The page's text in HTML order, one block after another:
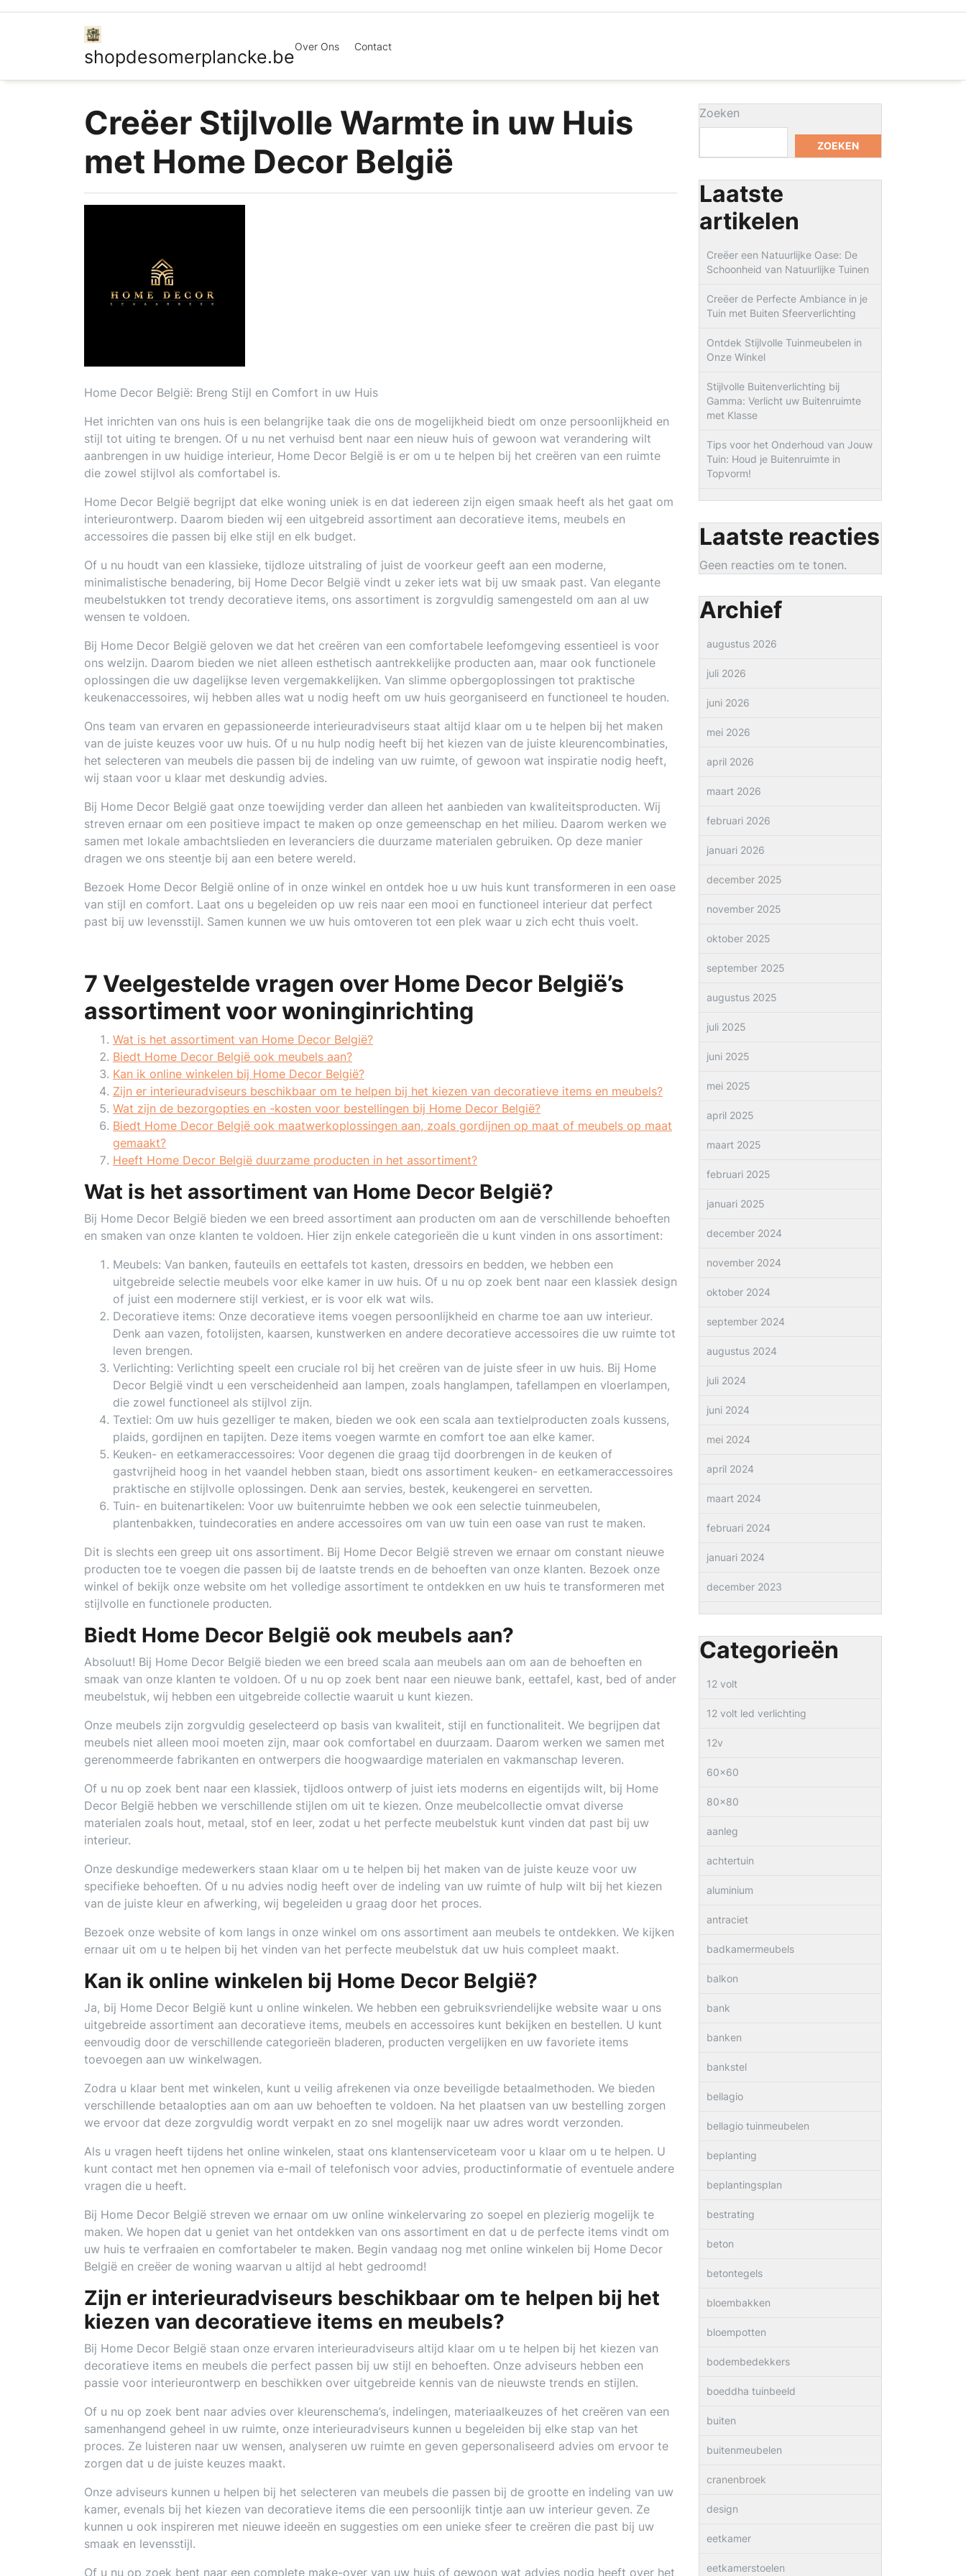
shopdesomerplancke.beOver Ons Contact
Creëer Stijlvolle Warmte in uw Huis
met Home Decor België
Home Decor België: Breng Stijl en Comfort in uw Huis
Het inrichten van ons huis is een belangrijke taak die ons de mogelijkheid biedt om onze persoonlijkheid en
stijl tot uiting te brengen. Of u nu net verhuisd bent naar een nieuw huis of gewoon wat verandering wilt
aanbrengen in uw huidige interieur, Home Decor België is er om u te helpen bij het creëren van een ruimte
die zowel stijlvol als comfortabel is.
Home Decor België begrijpt dat elke woning uniek is en dat iedereen zijn eigen smaak heeft als het gaat om
interieurontwerp. Daarom bieden wij een uitgebreid assortiment aan decoratieve items, meubels en
accessoires die passen bij elke stijl en elk budget.
Of u nu houdt van een klassieke, tijdloze uitstraling of juist de voorkeur geeft aan een moderne,
minimalistische benadering, bij Home Decor België vindt u zeker iets wat bij uw smaak past. Van elegante
meubelstukken tot trendy decoratieve items, ons assortiment is zorgvuldig samengesteld om aan al uw
wensen te voldoen.
Bij Home Decor België geloven we dat het creëren van een comfortabele leefomgeving essentieel is voor
ons welzijn. Daarom bieden we niet alleen esthetisch aantrekkelijke producten aan, maar ook functionele
oplossingen die uw dagelijkse leven vergemakkelijken. Van slimme opbergoplossingen tot praktische
keukenaccessoires, wij hebben alles wat u nodig heeft om uw huis georganiseerd en functioneel te houden.
Ons team van ervaren en gepassioneerde interieuradviseurs staat altijd klaar om u te helpen bij het maken
van de juiste keuzes voor uw huis. Of u nu hulp nodig heeft bij het kiezen van de juiste kleurencombinaties,
het selecteren van meubels die passen bij de indeling van uw ruimte, of gewoon wat inspiratie nodig heeft,
wij staan voor u klaar met deskundig advies.
Bij Home Decor België gaat onze toewijding verder dan alleen het aanbieden van kwaliteitsproducten. Wij
streven ernaar om een positieve impact te maken op onze gemeenschap en het milieu. Daarom werken we
samen met lokale ambachtslieden en leveranciers die duurzame materialen gebruiken. Op deze manier
dragen we ons steentje bij aan een betere wereld.
Bezoek Home Decor België online of in onze winkel en ontdek hoe u uw huis kunt transformeren in een oase
van stijl en comfort. Laat ons u begeleiden op uw reis naar een mooi en functioneel interieur dat perfect
past bij uw levensstijl. Samen kunnen we uw huis omtoveren tot een plek waar u zich echt thuis voelt.
7 Veelgestelde vragen over Home Decor België’s
assortiment voor woninginrichting
Wat is het assortiment van Home Decor België?
Biedt Home Decor België ook meubels aan?
Kan ik online winkelen bij Home Decor België?
Zijn er interieuradviseurs beschikbaar om te helpen bij het kiezen van decoratieve items en meubels?
Wat zijn de bezorgopties en -kosten voor bestellingen bij Home Decor België?
Biedt Home Decor België ook maatwerkoplossingen aan, zoals gordijnen op maat of meubels op maat
gemaakt?
Heeft Home Decor België duurzame producten in het assortiment?
Wat is het assortiment van Home Decor België?
Bij Home Decor België bieden we een breed assortiment aan producten om aan de verschillende behoeften
en smaken van onze klanten te voldoen. Hier zijn enkele categorieën die u kunt vinden in ons assortiment:
Meubels: Van banken, fauteuils en eettafels tot kasten, dressoirs en bedden, we hebben een
uitgebreide selectie meubels voor elke kamer in uw huis. Of u nu op zoek bent naar een klassiek design
of juist een modernere stijl verkiest, er is voor elk wat wils.
Decoratieve items: Onze decoratieve items voegen persoonlijkheid en charme toe aan uw interieur.
Denk aan vazen, fotolijsten, kaarsen, kunstwerken en andere decoratieve accessoires die uw ruimte tot
leven brengen.
Verlichting: Verlichting speelt een cruciale rol bij het creëren van de juiste sfeer in uw huis. Bij Home
Decor België vindt u een verscheidenheid aan lampen, zoals hanglampen, tafellampen en vloerlampen,
die zowel functioneel als stijlvol zijn.
Textiel: Om uw huis gezelliger te maken, bieden we ook een scala aan textielproducten zoals kussens,
plaids, gordijnen en tapijten. Deze items voegen warmte en comfort toe aan elke kamer.
Keuken- en eetkameraccessoires: Voor degenen die graag tijd doorbrengen in de keuken of
gastvrijheid hoog in het vaandel hebben staan, biedt ons assortiment keuken- en eetkameraccessoires
praktische en stijlvolle oplossingen. Denk aan servies, bestek, keukengerei en servetten.
Tuin- en buitenartikelen: Voor uw buitenruimte hebben we ook een selectie tuinmeubelen,
plantenbakken, tuindecoraties en andere accessoires om van uw tuin een oase van rust te maken.
Dit is slechts een greep uit ons assortiment. Bij Home Decor België streven we ernaar om constant nieuwe
producten toe te voegen die passen bij de laatste trends en de behoeften van onze klanten. Bezoek onze
winkel of bekijk onze website om het volledige assortiment te ontdekken en uw huis te transformeren met
stijlvolle en functionele producten.
Biedt Home Decor België ook meubels aan?
Absoluut! Bij Home Decor België bieden we een breed scala aan meubels aan om aan de behoeften en
smaak van onze klanten te voldoen. Of u nu op zoek bent naar een nieuwe bank, eettafel, kast, bed of ander
meubelstuk, wij hebben een uitgebreide collectie waaruit u kunt kiezen.
Onze meubels zijn zorgvuldig geselecteerd op basis van kwaliteit, stijl en functionaliteit. We begrijpen dat
meubels niet alleen mooi moeten zijn, maar ook comfortabel en duurzaam. Daarom werken we samen met
gerenommeerde fabrikanten en ontwerpers die hoogwaardige materialen en vakmanschap leveren.
Of u nu op zoek bent naar een klassiek, tijdloos ontwerp of juist iets moderns en eigentijds wilt, bij Home
Decor België hebben we verschillende stijlen om uit te kiezen. Onze meubelcollectie omvat diverse
materialen zoals hout, metaal, stof en leer, zodat u het perfecte meubelstuk kunt vinden dat past bij uw
interieur.
Onze deskundige medewerkers staan klaar om u te helpen bij het maken van de juiste keuze voor uw
specifieke behoeften. Of u nu advies nodig heeft over de indeling van uw ruimte of hulp wilt bij het kiezen
van de juiste kleur en afwerking, wij begeleiden u graag door het proces.
Bezoek onze website of kom langs in onze winkel om ons assortiment aan meubels te ontdekken. We kijken
ernaar uit om u te helpen bij het vinden van het perfecte meubelstuk dat uw huis compleet maakt.
Kan ik online winkelen bij Home Decor België?
Ja, bij Home Decor België kunt u online winkelen. We hebben een gebruiksvriendelijke website waar u ons
uitgebreide assortiment aan decoratieve items, meubels en accessoires kunt bekijken en bestellen. U kunt
eenvoudig door de verschillende categorieën bladeren, producten vergelijken en uw favoriete items
toevoegen aan uw winkelwagen.
Zodra u klaar bent met winkelen, kunt u veilig afrekenen via onze beveiligde betaalmethoden. We bieden
verschillende betaalopties aan om aan uw behoeften te voldoen. Na het plaatsen van uw bestelling zorgen
we ervoor dat deze zorgvuldig wordt verpakt en zo snel mogelijk naar uw adres wordt verzonden.
Als u vragen heeft tijdens het online winkelen, staat ons klantenserviceteam voor u klaar om u te helpen. U
kunt contact met hen opnemen via e-mail of telefonisch voor advies, productinformatie of eventuele andere
vragen die u heeft.
Bij Home Decor België streven we ernaar om uw online winkelervaring zo soepel en plezierig mogelijk te
maken. We hopen dat u geniet van het ontdekken van ons assortiment en dat u de perfecte items vindt om
uw huis te verfraaien en comfortabeler te maken. Begin vandaag nog met online winkelen bij Home Decor
België en creëer de woning waarvan u altijd al hebt gedroomd!
Zijn er interieuradviseurs beschikbaar om te helpen bij het
kiezen van decoratieve items en meubels?
Bij Home Decor België staan onze ervaren interieuradviseurs altijd klaar om u te helpen bij het kiezen van
decoratieve items en meubels die perfect passen bij uw stijl en behoeften. Onze adviseurs hebben een
passie voor interieurontwerp en beschikken over uitgebreide kennis van de nieuwste trends en stijlen.
Of u nu op zoek bent naar advies over kleurenschema’s, indelingen, materiaalkeuzes of het creëren van een
samenhangend geheel in uw ruimte, onze interieuradviseurs kunnen u begeleiden bij elke stap van het
proces. Ze luisteren naar uw wensen, analyseren uw ruimte en geven gepersonaliseerd advies om ervoor te
zorgen dat u de juiste keuzes maakt.
Onze adviseurs kunnen u helpen bij het selecteren van meubels die passen bij de grootte en indeling van uw
kamer, evenals bij het kiezen van decoratieve items die een persoonlijk tintje aan uw interieur geven. Ze
kunnen u ook inspireren met nieuwe ideeën en suggesties om een unieke sfeer te creëren die past bij uw
smaak en levensstijl.
Of u nu op zoek bent naar een complete make-over van uw huis of gewoon wat advies nodig heeft over het
Zoeken
ZOEKEN
Laatste
artikelen
Creëer een Natuurlijke Oase: De
Schoonheid van Natuurlijke Tuinen
Creëer de Perfecte Ambiance in je
Tuin met Buiten Sfeerverlichting
Ontdek Stijlvolle Tuinmeubelen in
Onze Winkel
Stijlvolle Buitenverlichting bij
Gamma: Verlicht uw Buitenruimte
met Klasse
Tips voor het Onderhoud van Jouw
Tuin: Houd je Buitenruimte in
Topvorm!
Laatste reacties
Geen reacties om te tonen.
Archief
augustus 2026
juli 2026
juni 2026
mei 2026
april 2026
maart 2026
februari 2026
januari 2026
december 2025
november 2025
oktober 2025
september 2025
augustus 2025
juli 2025
juni 2025
mei 2025
april 2025
maart 2025
februari 2025
januari 2025
december 2024
november 2024
oktober 2024
september 2024
augustus 2024
juli 2024
juni 2024
mei 2024
april 2024
maart 2024
februari 2024
januari 2024
december 2023
Categorieën
12 volt
12 volt led verlichting
12v
60×60
80×80
aanleg
achtertuin
aluminium
antraciet
badkamermeubels
balkon
bank
banken
bankstel
bellagio
bellagio tuinmeubelen
beplanting
beplantingsplan
bestrating
beton
betontegels
bloembakken
bloempotten
bodembedekkers
boeddha tuinbeeld
buiten
buitenmeubelen
cranenbroek
design
eetkamer
eetkamerstoelen